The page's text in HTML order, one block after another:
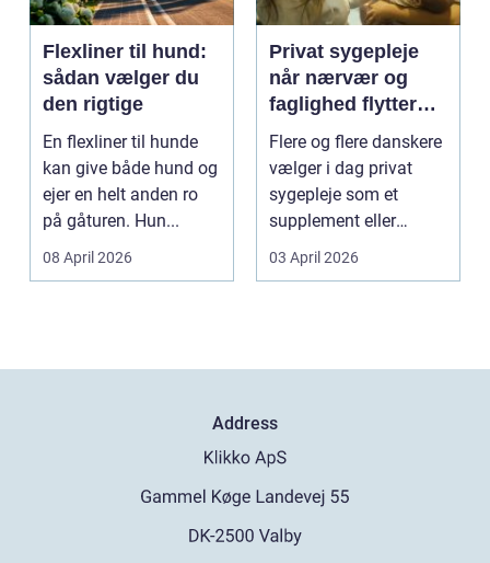
Flexliner til hund:
sådan vælger du
den rigtige
En flexliner til hunde
kan give både hund og
ejer en helt anden ro
på gåturen. Hun...
08 April 2026
Privat sygepleje
når nærvær og
faglighed flytter
hjem i stuen
Flere og flere danskere
vælger i dag privat
sygepleje som et
supplement eller
alternativ til det off...
03 April 2026
Address